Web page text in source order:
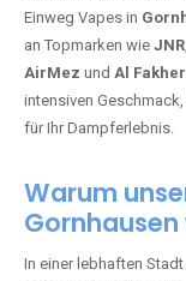
Einweg Vapes in
an Topmarken wie JNR,
AirMez und Al Fakher
intensiven
für Ihr Dampferlebnis.
Warum
In einer lebhaften